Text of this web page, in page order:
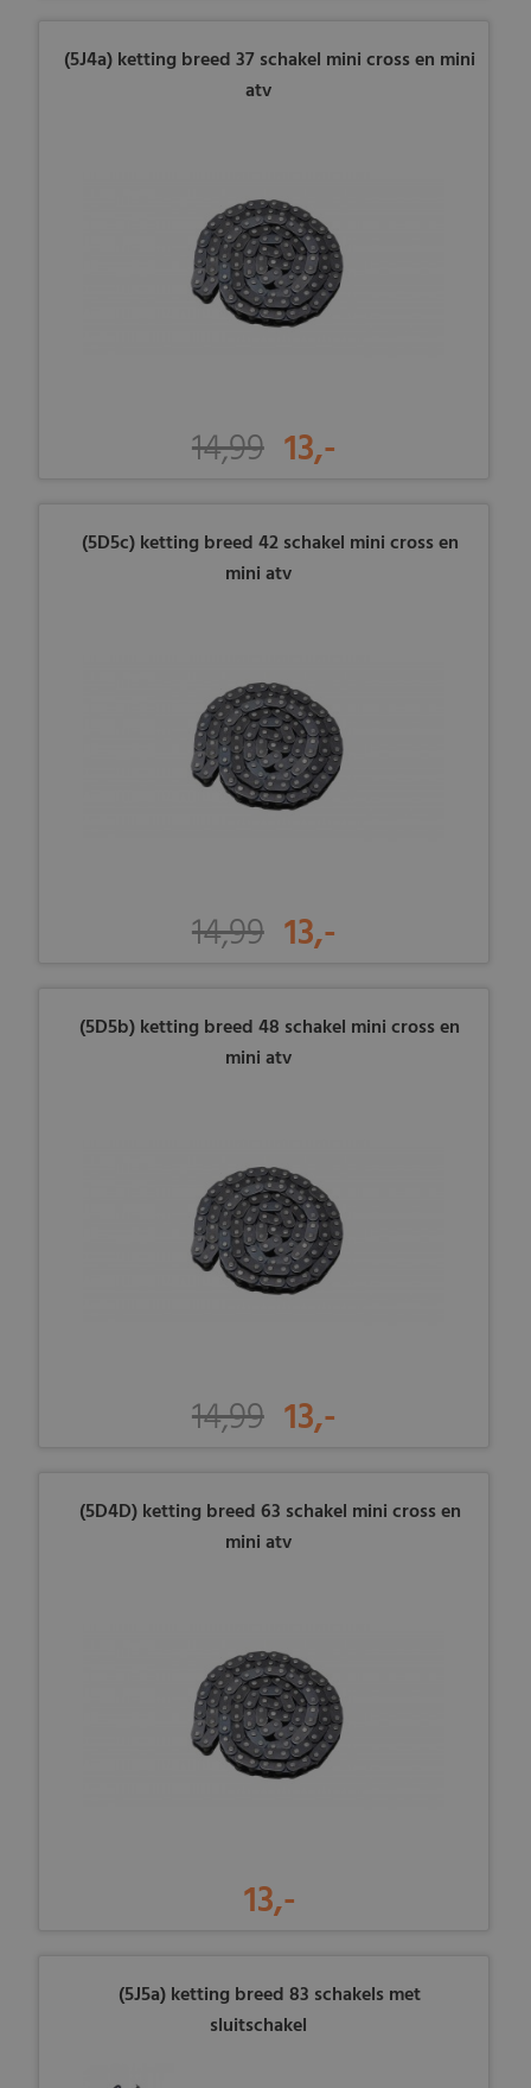
(5J4a) ketting breed 37 schakel mini cross en mini
atv
14,99 13,-
(5D5c) ketting breed 42 schakel mini cross en
mini atv
14,99 13,-
(5D5b) ketting breed 48 schakel mini cross en
mini atv
14,99 13,-
(5D4D) ketting breed 63 schakel mini cross en
mini atv
13,-
(5J5a) ketting breed 83 schakels met
sluitschakel